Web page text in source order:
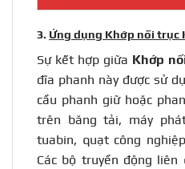
3. Ứng dụng Khớp nối trục
Sự kết hợp giữa Khớp
đĩa phanh này được sử
cầu phanh giữ hoặc
trên băng tải, máy
tuabin, quạt công
Các bộ truyền động